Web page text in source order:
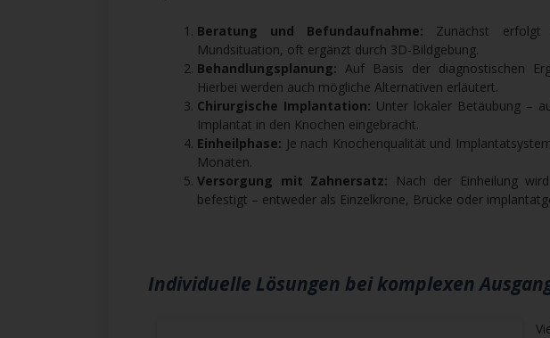
Beratung und Befundaufnahme: Zunächst erfolgt
Mundsituation, oft ergänzt durch 3D-Bildgebung.
Behandlungsplanung: Auf Basis der diagnostischen
Hierbei werden auch mögliche Alternativen erläutert.
Chirurgische Implantation: Unter lokaler Betäubung –
Implantat in den Knochen eingebracht.
Einheilphase: Je nach Knochenqualität und
Monaten.
Versorgung mit Zahnersatz: Nach der Einheilung
befestigt – entweder als Einzelkrone, Brücke oder
Individuelle Lösungen bei komplexen